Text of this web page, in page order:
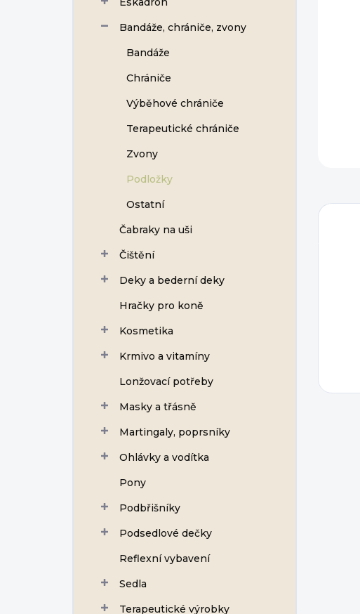
Bandáže, chrániče, zvony
Bandáže
Chrániče
Výběhové chrániče
Terapeutické chrániče
Zvony
Podložky
Ostatní
Čabraky na uši
Čištění
Deky a bederní deky
Hračky pro koně
Kosmetika
Krmivo a vitamíny
Lonžovací potřeby
Masky a třásně
Martingaly, poprsníky
Ohlávky a vodítka
Pony
Podbřišníky
Podsedlové dečky
Reflexní vybavení
Sedla
Terapeutické výrobky